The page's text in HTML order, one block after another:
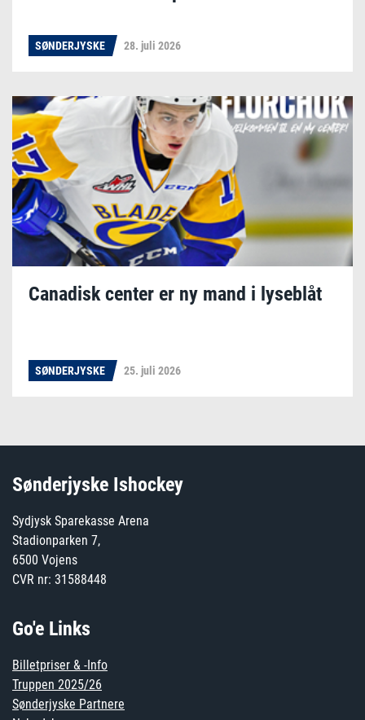
SØNDERJYSKE 28. juli 2026
Canadisk center er ny mand i lyseblåt
SØNDERJYSKE 25. juli 2026
Sønderjyske Ishockey
Sydjysk Sparekasse Arena
Stadionparken 7,
6500 Vojens
CVR nr: 31588448
Go'e Links
Billetpriser & -Info
Truppen 2025/26
Sønderjyske Partnere